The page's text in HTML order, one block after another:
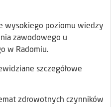
wysokiego poziomu wiedzy
zawodowego u
w Radomiu.
szczegółowe
zdrowotnych czynników